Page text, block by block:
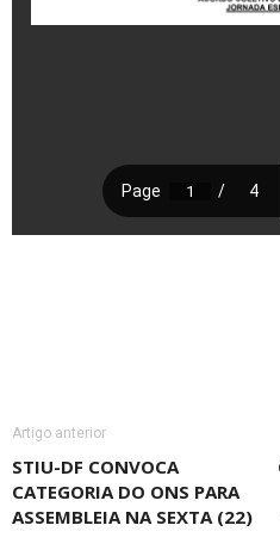
Artigo anterior
STIU-DF CONVOCA
CATEGORIA DO ONS PARA
ASSEMBLEIA NA SEXTA (22)